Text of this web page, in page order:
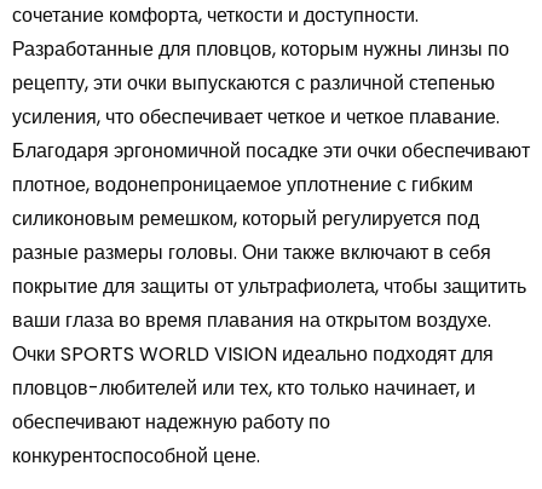
сочетание комфорта, четкости и доступности.
Разработанные для пловцов, которым нужны линзы по
рецепту, эти очки выпускаются с различной степенью
усиления, что обеспечивает четкое и четкое плавание.
Благодаря эргономичной посадке эти очки обеспечивают
плотное, водонепроницаемое уплотнение с гибким
силиконовым ремешком, который регулируется под
разные размеры головы. Они также включают в себя
покрытие для защиты от ультрафиолета, чтобы защитить
ваши глаза во время плавания на открытом воздухе.
Очки SPORTS WORLD VISION идеально подходят для
пловцов-любителей или тех, кто только начинает, и
обеспечивают надежную работу по
конкурентоспособной цене.